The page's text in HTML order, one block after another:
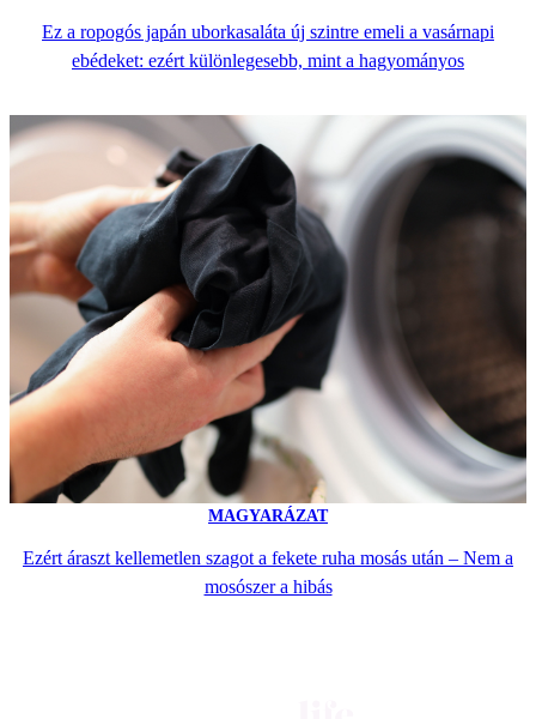
Ez a ropogós japán uborkasaláta új szintre emeli a vasárnapi
ebédeket: ezért különlegesebb, mint a hagyományos
MAGYARÁZAT
Ezért áraszt kellemetlen szagot a fekete ruha mosás után – Nem a
mosószer a hibás